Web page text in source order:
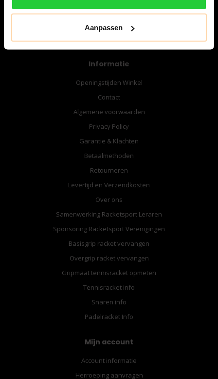
Aanpassen
Informatie
Openingstijden Winkel
Contact
Algemene voorwaarden
Privacy Policy
Garantie & Klachten
Betaalmethoden
Retourneren
Levertijd en Verzendkosten
Over ons
Samenwerking Racketsport Leraren
Sponsoring Racketsport Verenigingen
Basisgrip racket vervangen
Overgrip racket vervangen
Gripmaat tennisracket opmeten
Tennisracket info
Snaren info
Padelracket Info
Mijn account
Account informatie
Herroeping aanvragen